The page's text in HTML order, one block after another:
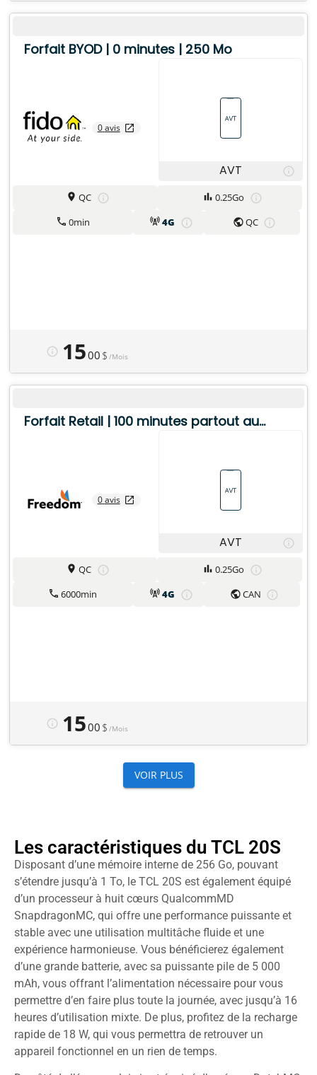
Les caractéristiques du TCL 20S
Disposant d’une mémoire interne de 256 Go, pouvant
s’étendre jusqu’à 1 To, le TCL 20S est également équipé
d’un processeur à huit cœurs QualcommMD
SnapdragonMC, qui offre une performance puissante et
stable avec une utilisation multitâche fluide et une
expérience harmonieuse. Vous bénéficierez également
d’une grande batterie, avec sa puissante pile de 5 000
mAh, vous offrant l’alimentation nécessaire pour vous
permettre d’en faire plus toute la journée, avec jusqu’à 16
heures d’utilisation mixte. De plus, profitez de la recharge
rapide de 18 W, qui vous permettra de retrouver un
appareil fonctionnel en un rien de temps.